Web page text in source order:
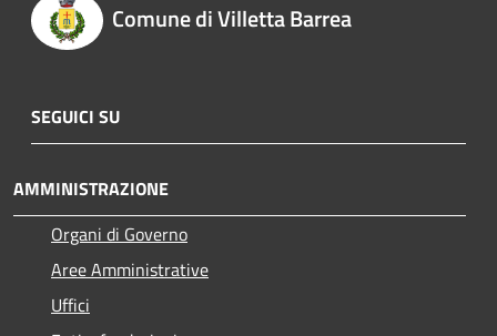
Comune di Villetta Barrea
SEGUICI SU
AMMINISTRAZIONE
Organi di Governo
Aree Amministrative
Uffici